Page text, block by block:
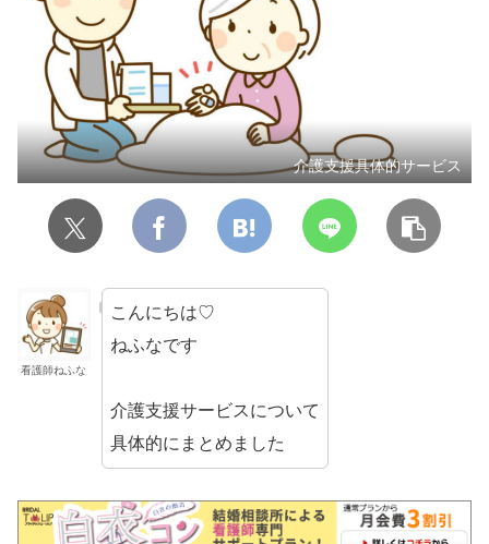
介護支援具体的サービス
看護師ねふな
こんにちは♡
ねふなです
介護支援サービスについて
具体的にまとめました